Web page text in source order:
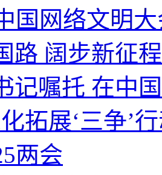
国网络文明
路 阔步新征程
记嘱托 在中
拓展‘三争’
两会